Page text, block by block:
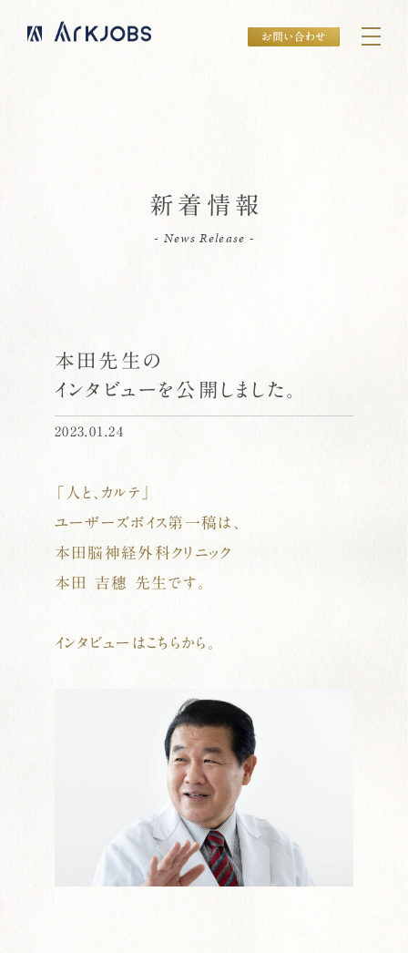
新着情報
- News Release -
本田先生の
インタビューを公開しました。
2023.01.24
「人と、カルテ」
ユーザーズボイス第一稿は、
本田脳神経外科クリニック
本田 吉穗 先生です。
インタビューはこちらから。